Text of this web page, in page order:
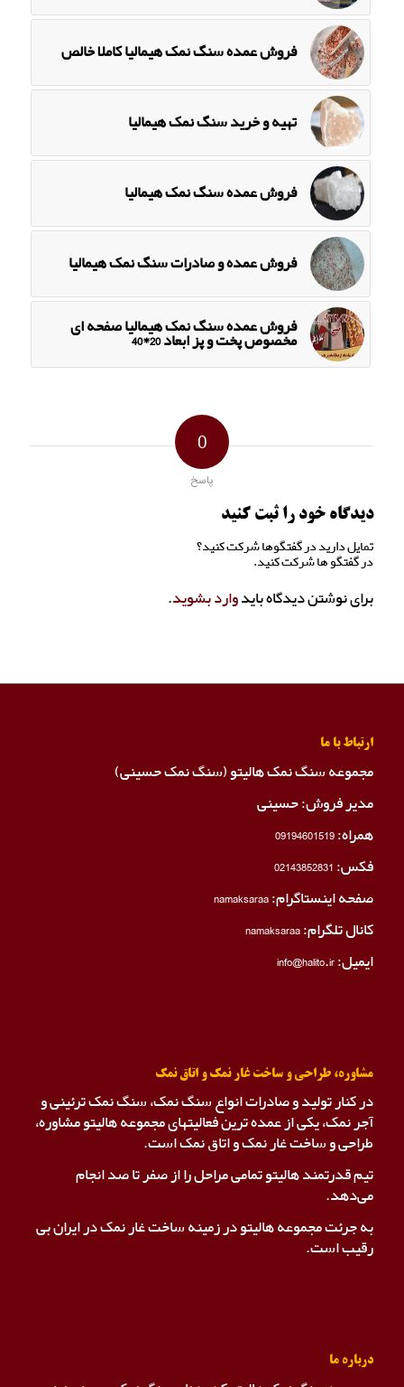
فروش عمده سنگ نمک هیمالیا کاملا خالص
تهیه و خرید سنگ نمک هیمالیا
فروش عمده سنگ نمک هیمالیا
فروش عمده و صادرات سنگ نمک هیمالیا
فروش عمده سنگ نمک هیمالیا صفحه ای
مخصوص پخت و پز ابعاد 20*40
0
پاسخ
دیدگاه خود را ثبت کنید
تمایل دارید در گفتگوها شرکت کنید؟
در گفتگو ها شرکت کنید.
برای نوشتن دیدگاه بایدوارد بشوید.
ارتباط با ما
مجموعه سنگ نمک هالیتو (سنگ نمک حسینی)
مدیر فروش: حسینی
همراه:09194601519
فکس:02143852831
صفحه اینستاگرام:namaksaraa
کانال تلگرام:namaksaraa
ایمیل: info@halito.ir
مشاوره، طراحی و ساخت غار نمک و اتاق نمک
در کنار تولید و صادرات انواع سنگ نمک، سنگ نمک ترئینی و
آجر نمک، یکی از عمده ترین فعالیتهای مجموعه هالیتو مشاوره،
طراحی و ساخت غار نمک و اتاق نمک است.
تیم قدرتمند هالیتو تمامی مراحل را از صفر تا صد انجام
می‌دهد.
به جرئت مجموعه هالیتو در زمینه ساخت غار نمک در ایران بی
رقیب است.
درباره ما